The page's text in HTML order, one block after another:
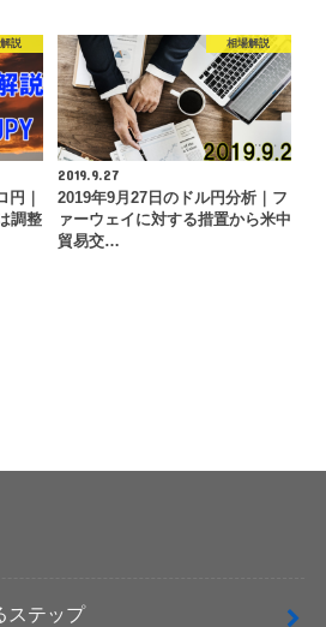
説
円｜
調整
相場解説
2019.9.27
2019年9月27日のドル円分析｜フ
ァーウェイに対する措置から米中
貿易交…
ステップ